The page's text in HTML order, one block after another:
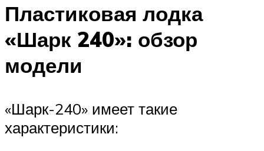
Пластиковая лодка
«Шарк 240»: обзор
модели
«Шарк-240» имеет такие
характеристики: